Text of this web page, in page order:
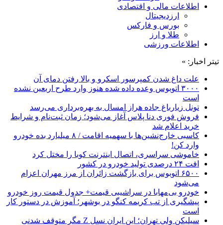
اطلاعات مالی و اقتصادی
ارزدیجیتال
بورس و فارکس
طلا و ارز
اطلاعات ورزشی
تیتر اخبار: »
علت داغ شدن کمپرسور اسکرو و بالا رفتن دمای آن
۳۰۰۰ اتوبوس وعده داده شده هنوز وارد طرح اربعین نشده
است
تونل زیارباغ جاده هراز امسال به بهره‌برداری می‌رسد
فروش فوری دنا پلاس آغاز می‌شود؛ زمان ثبت‌نام و شرایط
خرید اعلام شد
کاسبی خارج‌نشین‌ها با سهمیه اقامت / ۸ میلیارد بده خودرو
وارد کن!
خاموشی سراسری، اتصال اینترنت کوبا را مختل کرد
افت ۲۴ درصدی تولید خودرو در کشور
۶۵۰۰ اتوبوس برای بازگشت زائران از مرز مهران اعزام
می‌شود
خودرو بی‌مهابا در سراشیبی قیمت+ جدول قیمت روز خودرو
پیشگیری از تب کریمه کنگو در بوشهر؛ آموزش در دستور کار
است
سیلیکن ولیِ تهران؛ این ایران نسل Z مگر متوقف شدنی